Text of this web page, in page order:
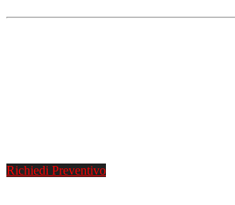
Richiedi Preventivo